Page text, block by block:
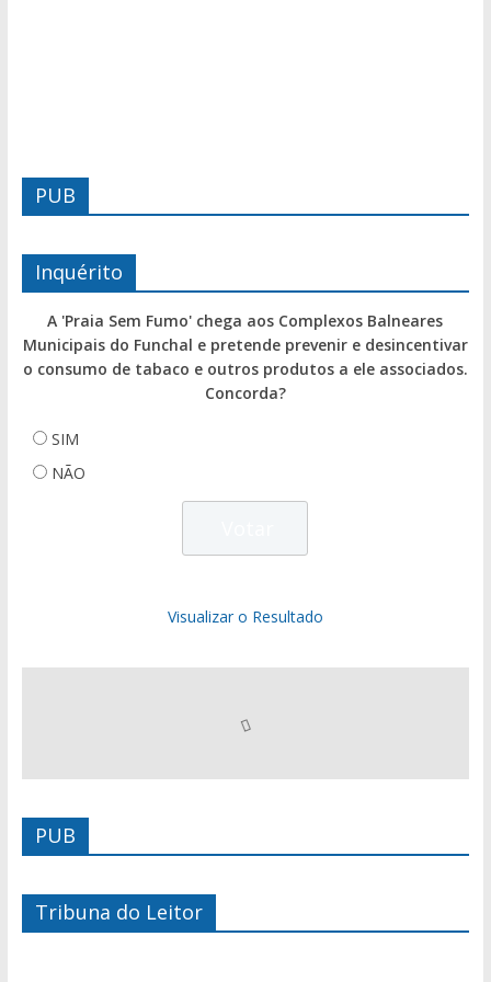
PUB
Inquérito
A 'Praia Sem Fumo' chega aos Complexos Balneares
Municipais do Funchal e pretende prevenir e desincentivar
o consumo de tabaco e outros produtos a ele associados.
Concorda?
SIM
NÃO
Visualizar o Resultado
PUB
Tribuna do Leitor